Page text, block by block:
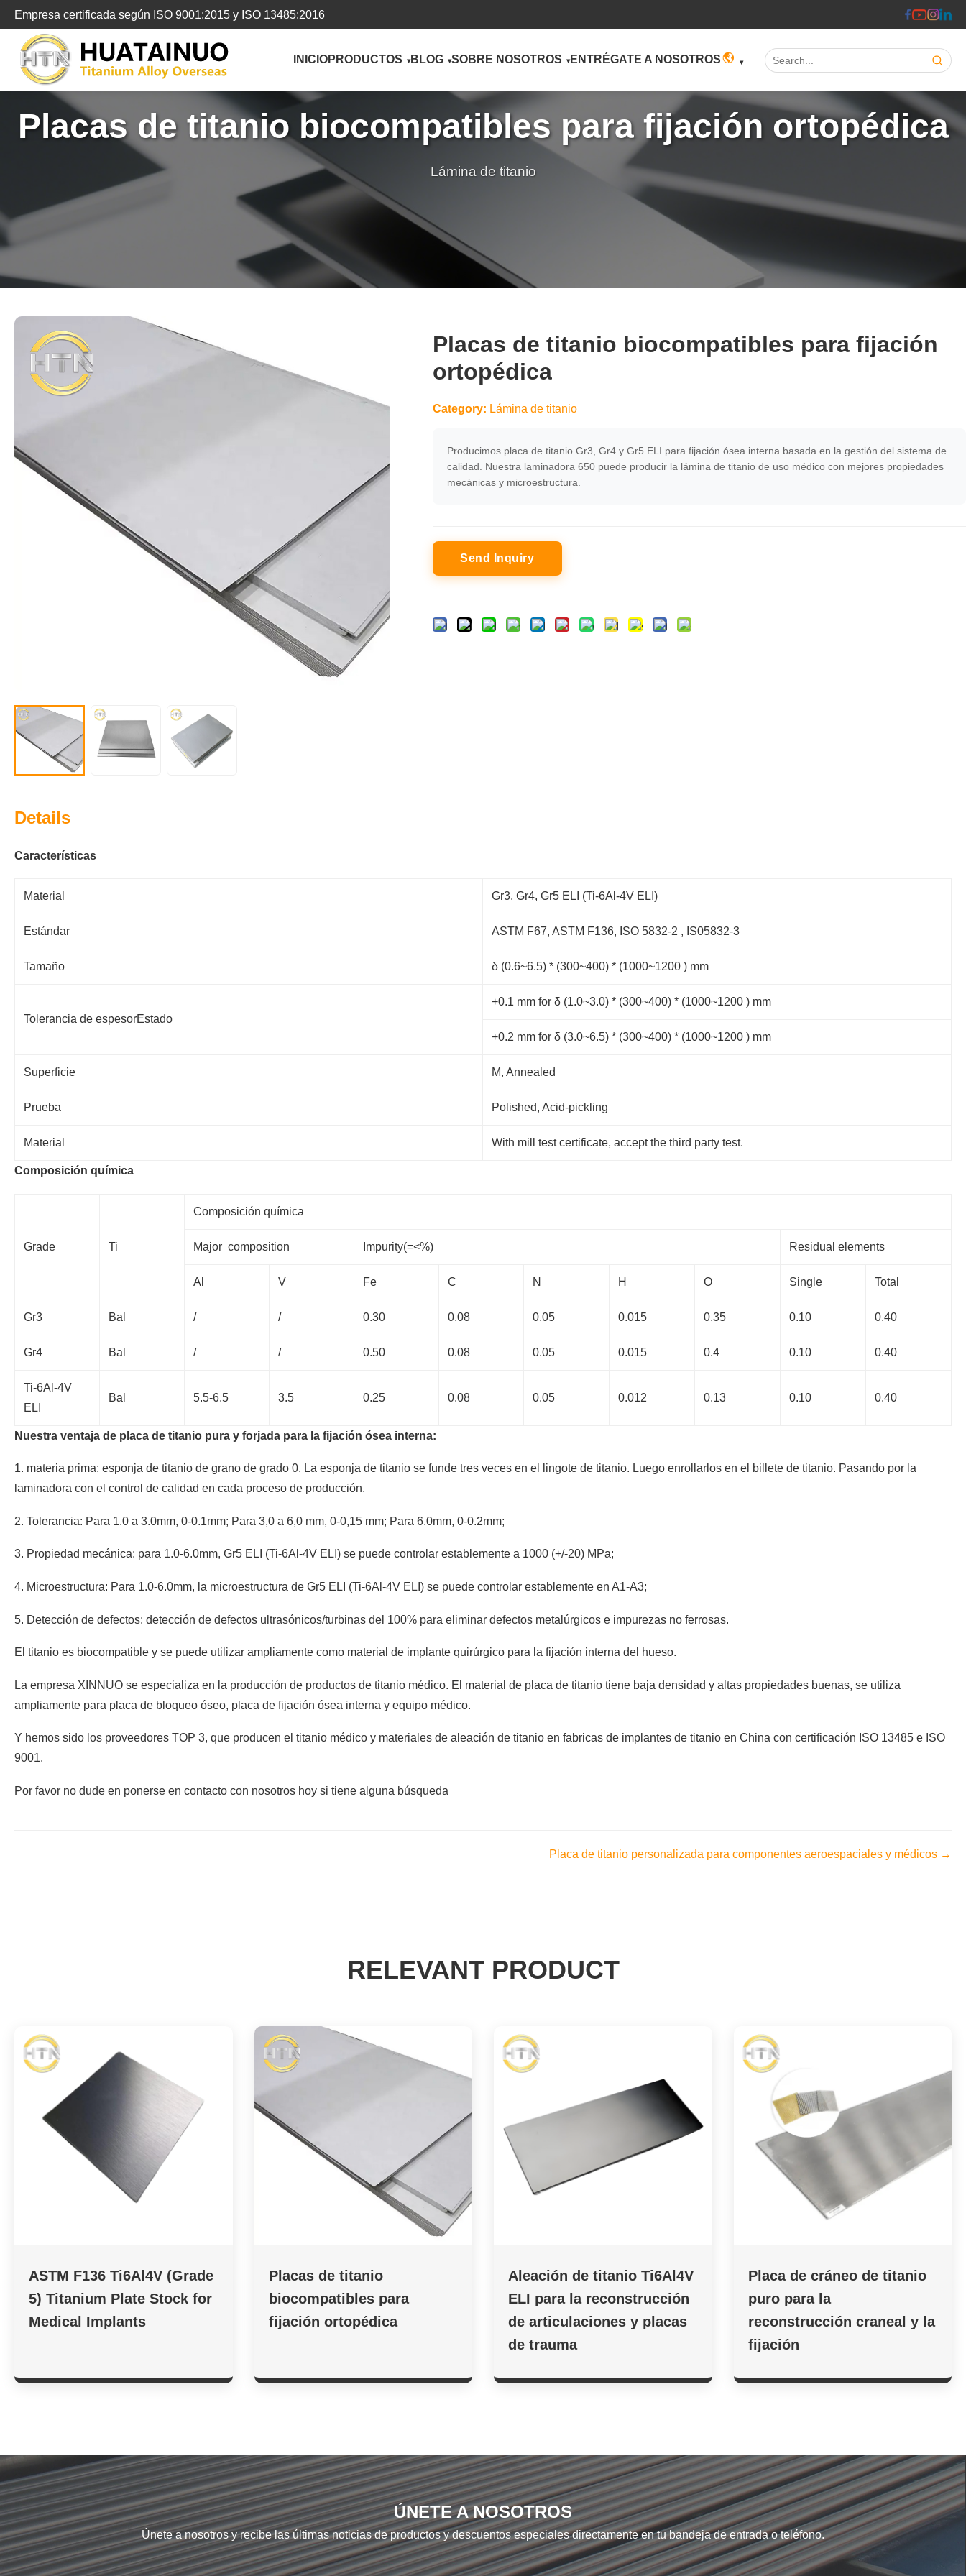
转
Empresa certificada según ISO 9001:2015 y ISO 13485:2016
INICIOPRODUCTOS BLOG SOBRE NOSOTROS ENTRÉGATE A NOSOTROS Search:
Placas de titanio biocompatibles para fijación ortopédica
Lámina de titanio
Placas de titanio biocompatibles para fijación
ortopédica
Category: Lámina de titanio
Producimos placa de titanio Gr3, Gr4 y Gr5 ELI para fijación ósea interna basada en la gestión del sistema de
calidad. Nuestra laminadora 650 puede producir la lámina de titanio de uso médico con mejores propiedades
mecánicas y microestructura.
Send Inquiry
Details
Características
Material Gr3, Gr4, Gr5 ELI (Ti-6Al-4V ELI)
Estándar ASTM F67, ASTM F136, ISO 5832-2 , IS05832-3
Tamaño δ (0.6~6.5) * (300~400) * (1000~1200 ) mm
Tolerancia de espesorEstado
+0.1 mm for δ (1.0~3.0) * (300~400) * (1000~1200 ) mm
+0.2 mm for δ (3.0~6.5) * (300~400) * (1000~1200 ) mm
Superficie M, Annealed
Prueba Polished, Acid-pickling
Material With mill test certificate, accept the third party test.
Composición química
Grade Ti
Composición química
Major composition Impurity(=<%) Residual elements
Al V Fe C N H O Single Total
Gr3 Bal / / 0.30 0.08 0.05 0.015 0.35 0.10 0.40
Gr4 Bal / / 0.50 0.08 0.05 0.015 0.4 0.10 0.40
Ti-6Al-4V
ELI
Bal 5.5-6.5 3.5 0.25 0.08 0.05 0.012 0.13 0.10 0.40
Nuestra ventaja de placa de titanio pura y forjada para la fijación ósea interna:
1. materia prima: esponja de titanio de grano de grado 0. La esponja de titanio se funde tres veces en el lingote de titanio. Luego enrollarlos en el billete de titanio. Pasando por la
laminadora con el control de calidad en cada proceso de producción.
2. Tolerancia: Para 1.0 a 3.0mm, 0-0.1mm; Para 3,0 a 6,0 mm, 0-0,15 mm; Para 6.0mm, 0-0.2mm;
3. Propiedad mecánica: para 1.0-6.0mm, Gr5 ELI (Ti-6Al-4V ELI) se puede controlar establemente a 1000 (+/-20) MPa;
4. Microestructura: Para 1.0-6.0mm, la microestructura de Gr5 ELI (Ti-6Al-4V ELI) se puede controlar establemente en A1-A3;
5. Detección de defectos: detección de defectos ultrasónicos/turbinas del 100% para eliminar defectos metalúrgicos e impurezas no ferrosas.
El titanio es biocompatible y se puede utilizar ampliamente como material de implante quirúrgico para la fijación interna del hueso.
La empresa XINNUO se especializa en la producción de productos de titanio médico. El material de placa de titanio tiene baja densidad y altas propiedades buenas, se utiliza
ampliamente para placa de bloqueo óseo, placa de fijación ósea interna y equipo médico.
Y hemos sido los proveedores TOP 3, que producen el titanio médico y materiales de aleación de titanio en fabricas de implantes de titanio en China con certificación ISO 13485 e ISO
9001.
Por favor no dude en ponerse en contacto con nosotros hoy si tiene alguna búsqueda
Placa de titanio personalizada para componentes aeroespaciales y médicos →
RELEVANT PRODUCT
ASTM F136 Ti6Al4V (Grade
5) Titanium Plate Stock for
Medical Implants
Placas de titanio
biocompatibles para
fijación ortopédica
Aleación de titanio Ti6Al4V
ELI para la reconstrucción
de articulaciones y placas
de trauma
Placa de cráneo de titanio
puro para la
reconstrucción craneal y la
fijación
ÚNETE A NOSOTROS
Únete a nosotros y recibe las últimas noticias de productos y descuentos especiales directamente en tu bandeja de entrada o teléfono.